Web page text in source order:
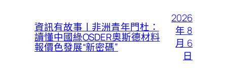
資訊有故事丨非洲青年門杜：
讀懂中國綠OSDER奧斯德材料
報價色發展“新密碼”
2026
年 8
月 6
日